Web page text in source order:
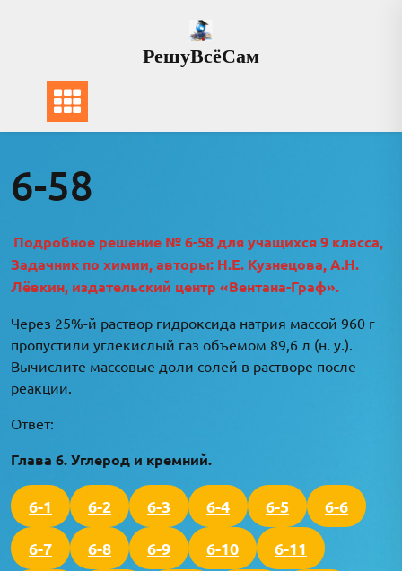
РешуВсёСам
6-58
Подробное решение № 6-58 для учащихся 9 класса,
Задачник по химии, авторы: Н.Е. Кузнецова, А.Н.
Лёвкин, издательский центр «Вентана-Граф».
Через 25%-й раствор гидроксида натрия массой 960 г
пропустили углекислый газ объемом 89,6 л (н. у.).
Вычислите массовые доли солей в растворе после
реакции.
Ответ:
Глава 6. Углерод и кремний.
6-1 6-2 6-3 6-4 6-5 6-6
6-7 6-8 6-9 6-10 6-11